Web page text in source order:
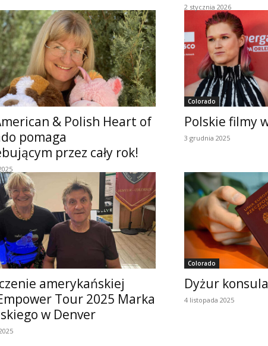
2 stycznia 2026
& Polish Heart of
pomaga
przez cały rok!
Colorado
Polskie filmy
3 grudnia 2025
amerykańskiej
Tour 2025 Marka
w Denver
Colorado
Dyżur
4 listopada 2025